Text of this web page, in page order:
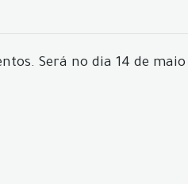
Será no dia 14 de